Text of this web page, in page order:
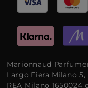
Marionnaud
Largo Fiera Milano 5,
REA Milano 1650024